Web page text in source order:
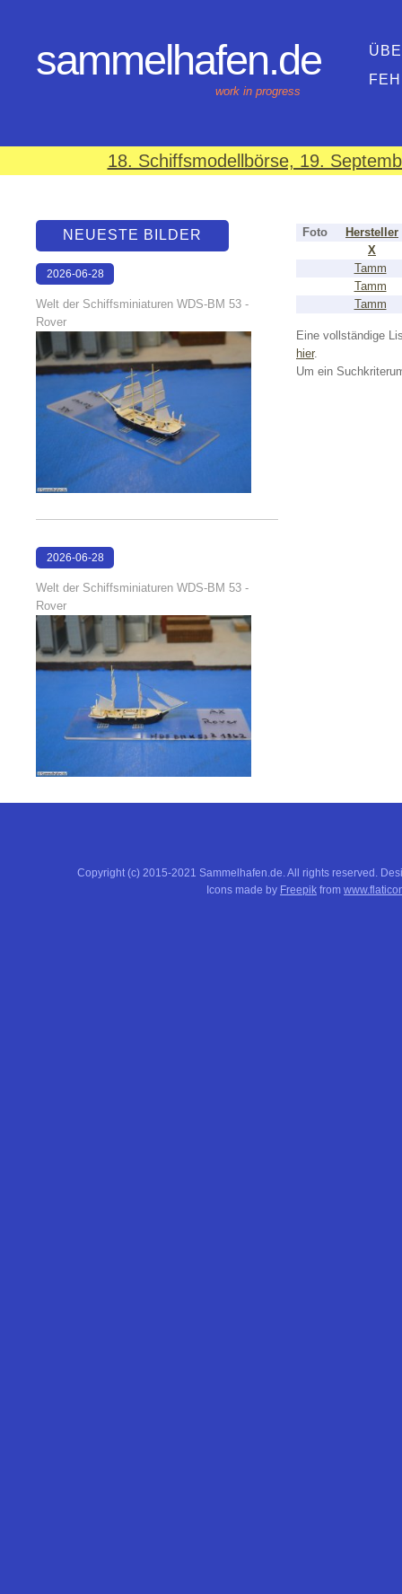
sammelhafen.de
work in progress
18. Schiffsmodellbörse, 19.
Foto
Hersteller
X
Tamm
Tamm
Tamm
Eine vollständige
hier.
Um ein
NEUESTE BILDER
2026-06-28
Welt der Schiffsminiaturen WDS-BM 53 -
Rover
2026-06-28
Welt der Schiffsminiaturen WDS-BM 53 -
Rover
Copyright (c) 2015-2021 Sammelhafen.de. All rights reserved.
Icons made by Freepik from